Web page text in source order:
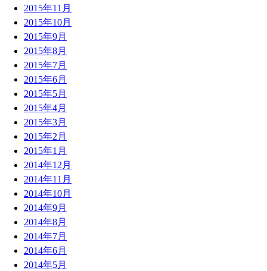
2015年11月
2015年10月
2015年9月
2015年8月
2015年7月
2015年6月
2015年5月
2015年4月
2015年3月
2015年2月
2015年1月
2014年12月
2014年11月
2014年10月
2014年9月
2014年8月
2014年7月
2014年6月
2014年5月